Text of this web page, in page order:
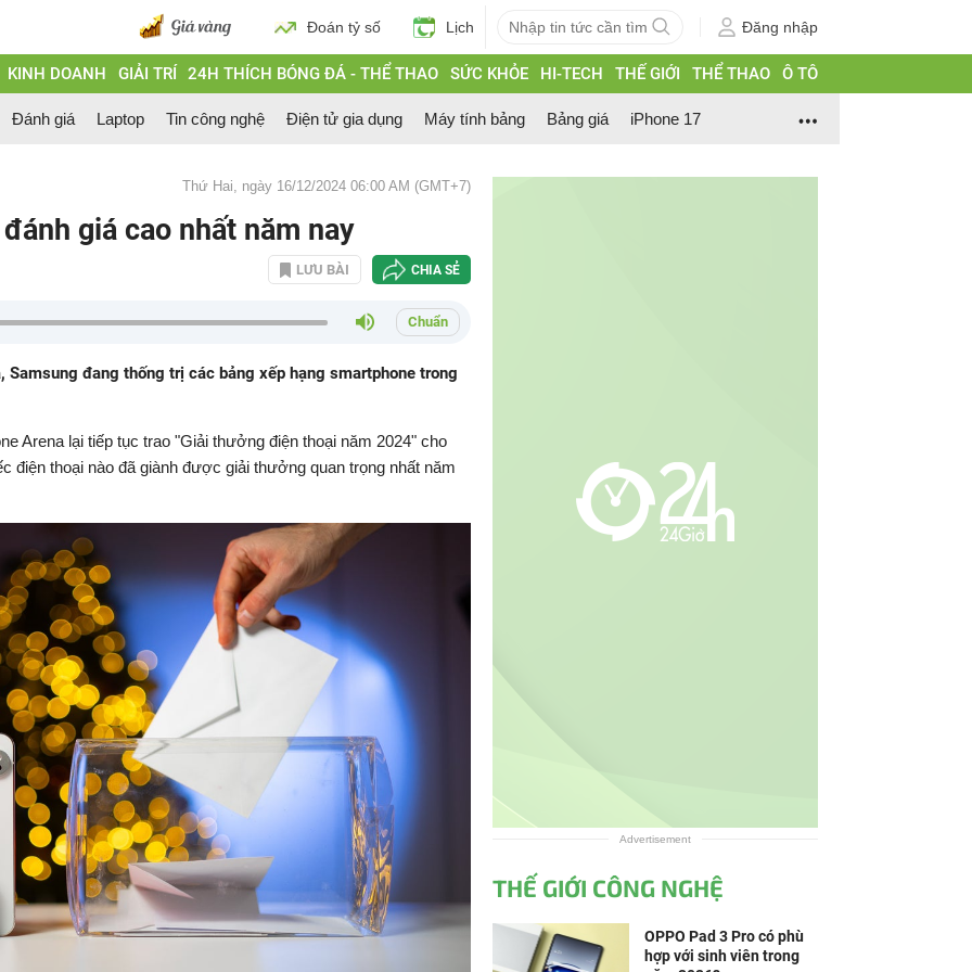
Đoán tỷ số Lịch Đăng nhập
KINH DOANH GIẢI TRÍ 24H THÍCH BÓNG ĐÁ - THỂ THAO SỨC KHỎE HI-TECH THẾ GIỚI THỂ THAO Ô TÔ
Đánh giá Laptop Tin công nghệ Điện tử gia dụng Máy tính bảng Bảng giá iPhone 17
Thứ Hai, ngày 16/12/2024 06:00 AM (GMT+7)
giá cao nhất năm nay
LƯU BÀI CHIA SẺ
Chuẩn
đang thống trị các bảng xếp hạng smartphone trong
Arena lại tiếp tục trao "Giải thưởng điện thoại năm 2024" cho
điện thoại nào đã giành được giải thưởng quan trọng nhất năm
Advertisement
THẾ GIỚI CÔNG NGHỆ
OPPO Pad 3 Pro có phù
hợp với sinh viên trong